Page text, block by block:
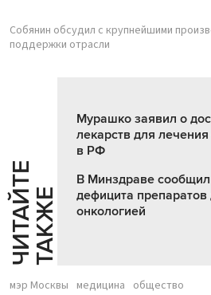
Собянин обсудил с крупнейшими
поддержки отрасли
Ч
И
Т
АЙ
Т
Е
Т
А
К
ЖЕ
Мурашко заявил о
лекарств для
в РФ
В Минздраве
дефицита препаратов
онкологией
мэр Москвы медицина общество